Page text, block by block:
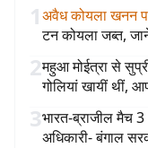
1अवैध कोयला खनन
टन कोयला जब्त,
2महुआ मोईत्रा से
गोलियां खायीं थीं,
3भारत-ब्राजील मैच
अधिकारी- बंगाल